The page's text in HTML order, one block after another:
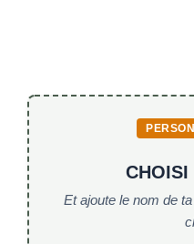
CHOISI
Et ajoute le nom de